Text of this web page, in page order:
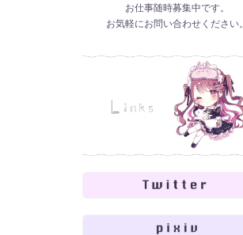
お仕事随時募集中です。
お気軽にお問い合わせください。